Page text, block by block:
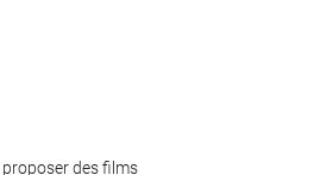
des films